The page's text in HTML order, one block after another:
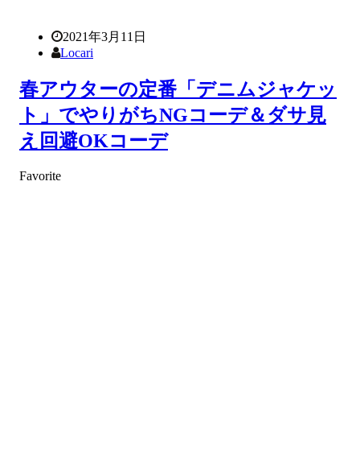
2021年3月11日
Locari
春アウターの定番「デニムジャケッ
ト」でやりがちNGコーデ＆ダサ見
え回避OKコーデ
Favorite